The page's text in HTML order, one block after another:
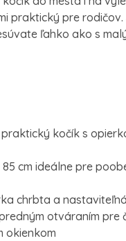
praktický pre rodičov.
ľahko ako s
kočík s
cm ideálne pre
chrbta a
otváraním pre
okienkom